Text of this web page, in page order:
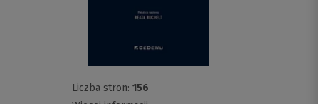
Liczba stron: 156